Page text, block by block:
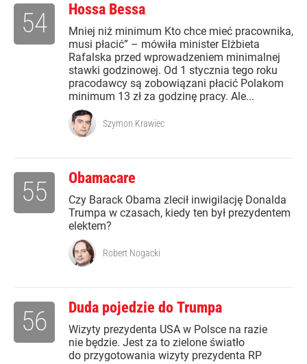
Hossa Bessa
Mniej niż minimum Kto chce mieć pracownika,
musi płacić” – mówiła minister Elżbieta
Rafalska przed wprowadzeniem minimalnej
stawki godzinowej. Od 1 stycznia tego roku
pracodawcy są zobowiązani płacić Polakom
minimum 13 zł za godzinę pracy. Ale...
54
Szymon Krawiec
Obamacare
Czy Barack Obama zlecił inwigilację Donalda
Trumpa w czasach, kiedy ten był prezydentem
elektem?
55
Robert Nogacki
Duda pojedzie do Trumpa
Wizyty prezydenta USA w Polsce na razie
nie będzie. Jest za to zielone światło
do przygotowania wizyty prezydenta RP
56